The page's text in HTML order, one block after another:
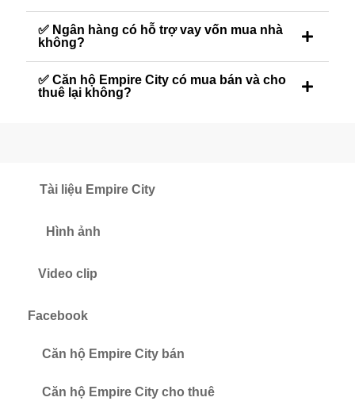
✅ Ngân hàng có hỗ trợ vay vốn mua nhà
không?
✅ Căn hộ Empire City có mua bán và cho
thuê lại không?
Tài liệu Empire City
Hình ảnh
Video clip
Facebook
Căn hộ Empire City bán
Căn hộ Empire City cho thuê